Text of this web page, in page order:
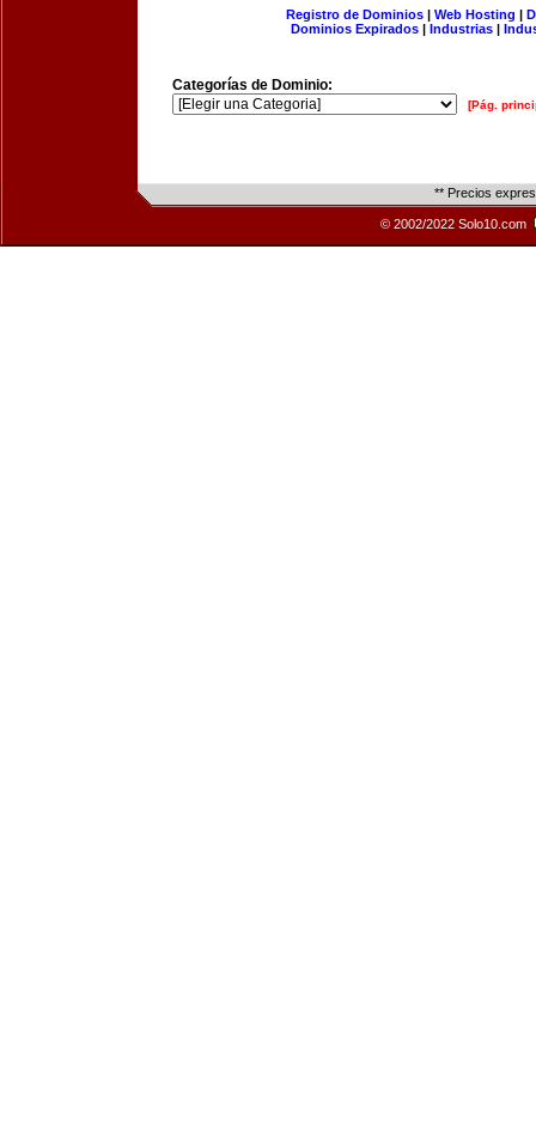
Registro de Dominios| Web Hosting |
Dominios Expirados | Industrias |
Categorías de Dominio:
[Pág.
** Precios
© 2002/2022 Solo10.com